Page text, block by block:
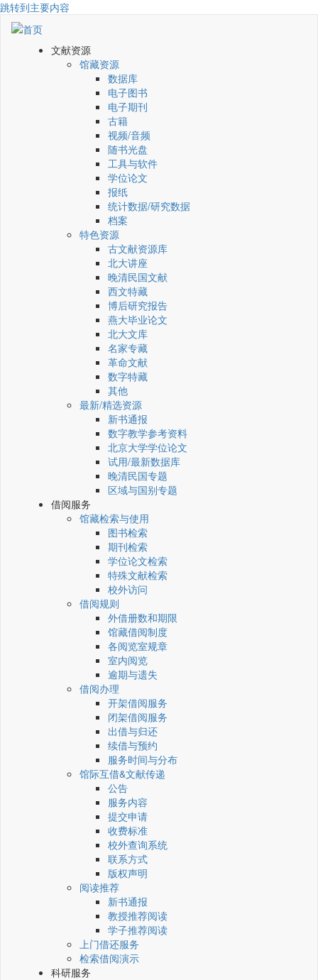
跳转到主要内容
文献资源
馆藏资源
数据库
电子图书
电子期刊
古籍
视频/音频
随书光盘
工具与软件
学位论文
报纸
统计数据/研究数据
档案
特色资源
古文献资源库
北大讲座
晚清民国文献
西文特藏
博后研究报告
燕大毕业论文
北大文库
名家专藏
革命文献
数字特藏
其他
最新/精选资源
新书通报
数字教学参考资料
北京大学学位论文
试用/最新数据库
晚清民国专题
区域与国别专题
借阅服务
馆藏检索与使用
图书检索
期刊检索
学位论文检索
特殊文献检索
校外访问
借阅规则
外借册数和期限
馆藏借阅制度
各阅览室规章
室内阅览
逾期与遗失
借阅办理
开架借阅服务
闭架借阅服务
出借与归还
续借与预约
服务时间与分布
馆际互借&文献传递
公告
服务内容
提交申请
收费标准
校外查询系统
联系方式
版权声明
阅读推荐
新书通报
教授推荐阅读
学子推荐阅读
上门借还服务
检索借阅演示
科研服务